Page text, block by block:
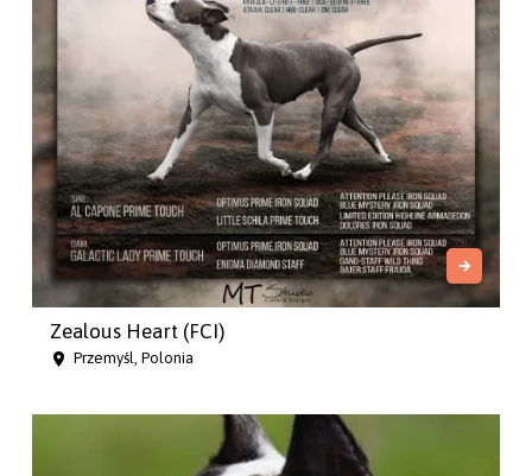
Zealous Heart (FCI)
Przemyśl, Polonia